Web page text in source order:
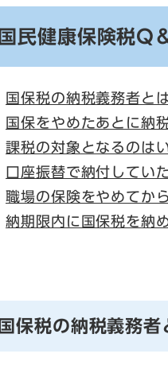
国民健康保険税Q
国保税の納税義務者と
国保をやめたあとに納
課税の対象となるのは
口座振替で納付してい
職場の保険をやめてか
納期限内に国保税を納
国保税の納税義務者